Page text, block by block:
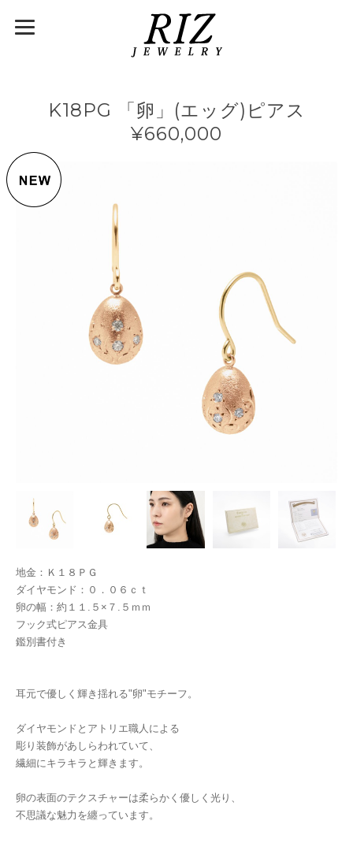
K18PG 「卵」(エッグ)ピアス
¥660,000
地金：Ｋ１８ＰＧ
ダイヤモンド：０．０６ｃｔ
卵の幅：約１１.５×７.５ｍｍ
フック式ピアス金具
鑑別書付き
耳元で優しく輝き揺れる"卵"モチーフ。
ダイヤモンドとアトリエ職人による
彫り装飾があしらわれていて、
繊細にキラキラと輝きます。
卵の表面のテクスチャーは柔らかく優しく光り、
不思議な魅力を纏っています。